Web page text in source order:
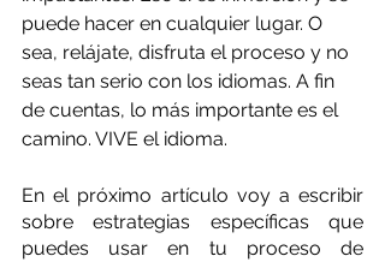
puede hacer en cualquier lugar. O
sea, relájate, disfruta el proceso y no
seas tan serio con los idiomas. A fin
de cuentas, lo más importante es el
camino. VIVE el idioma.
En el próximo artículo voy a escribir
sobre estrategias específicas que
puedes usar en tu proceso de